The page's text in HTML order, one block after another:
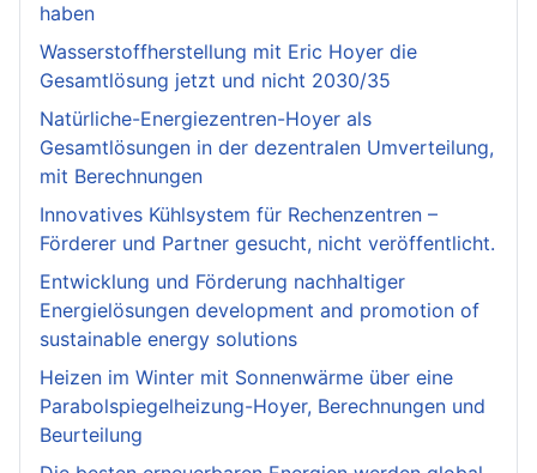
haben
Wasserstoffherstellung mit Eric Hoyer die
Gesamtlösung jetzt und nicht 2030/35
Natürliche-Energiezentren-Hoyer als
Gesamtlösungen in der dezentralen Umverteilung,
mit Berechnungen
Innovatives Kühlsystem für Rechenzentren –
Förderer und Partner gesucht, nicht veröffentlicht.
Entwicklung und Förderung nachhaltiger
Energielösungen development and promotion of
sustainable energy solutions
Heizen im Winter mit Sonnenwärme über eine
Parabolspiegelheizung-Hoyer, Berechnungen und
Beurteilung